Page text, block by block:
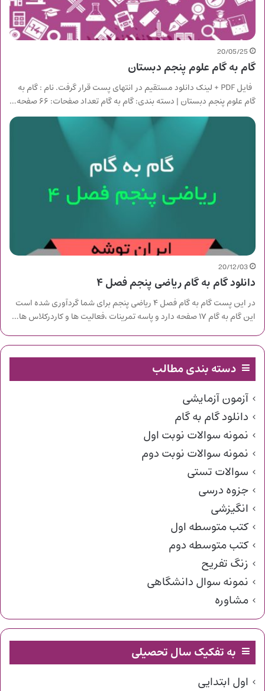
20/05/25
گام به گام علوم پنجم دبستان
فایل PDF + لینک دانلود مستقیم در انتهای پست قرار گرفت. نام : گام به
گام علوم پنجم دبستان | دسته بندی: گام به گام تعداد صفحات: ۶۶ صفحه…
20/12/03
دانلود گام به گام ریاضی پنجم فصل ۴
در این پست گام به گام فصل ۴ ریاضی پنجم برای شما گردآوری شده است
این گام به گام ۱۷ صفحه دارد و پاسه تمرینات ،فعالیت ها و کاردرکلاس ها…
دسته بندی مطالب
آزمون آزمایشی
دانلود گام به گام
نمونه سوالات نوبت اول
نمونه سوالات نوبت دوم
سوالات تستی
جزوه درسی
انگیزشی
کتب متوسطه اول
کتب متوسطه دوم
زنگ تفریح
نمونه سوال دانشگاهی
مشاوره
به تفکیک سال تحصیلی
اول ابتدایی